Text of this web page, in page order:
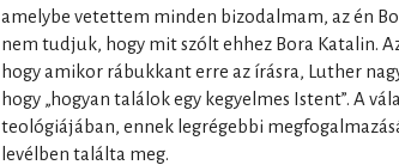
amelybe vetettem minden bizodalmam, az én
nem tudjuk, hogy mit szólt ehhez Bora Katalin.
hogy amikor rábukkant erre az írásra, Luther
hogy „hogyan találok egy kegyelmes Istent”. A
teológiájában, ennek legrégebbi
levélben találta meg.